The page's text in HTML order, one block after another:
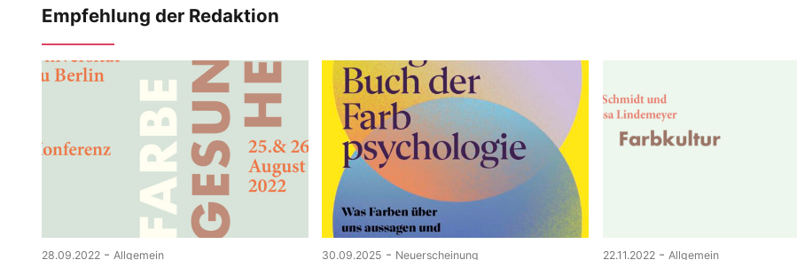
Empfehlung der Redaktion
28.09.2022 - Allgemein 30.09.2025 - Neuerscheinung 22.11.2022 - Allgemein